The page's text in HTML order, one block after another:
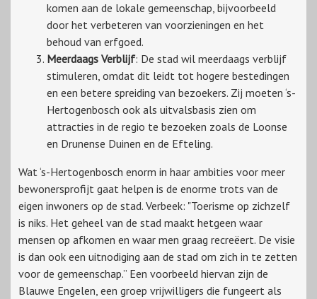
komen aan de lokale gemeenschap, bijvoorbeeld
door het verbeteren van voorzieningen en het
behoud van erfgoed.
Meerdaags Verblijf: De stad wil meerdaags verblijf
stimuleren, omdat dit leidt tot hogere bestedingen
en een betere spreiding van bezoekers. Zij moeten ‘s-
Hertogenbosch ook als uitvalsbasis zien om
attracties in de regio te bezoeken zoals de Loonse
en Drunense Duinen en de Efteling.
Wat ‘s-Hertogenbosch enorm in haar ambities voor meer
bewonersprofijt gaat helpen is de enorme trots van de
eigen inwoners op de stad. Verbeek: "Toerisme op zichzelf
is niks. Het geheel van de stad maakt hetgeen waar
mensen op afkomen en waar men graag recreëert. De visie
is dan ook een uitnodiging aan de stad om zich in te zetten
voor de gemeenschap.” Een voorbeeld hiervan zijn de
Blauwe Engelen, een groep vrijwilligers die fungeert als